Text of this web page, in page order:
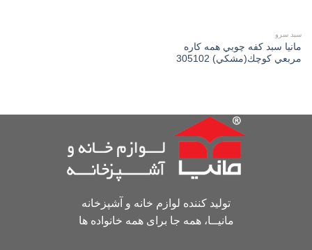
سبد سرو
مانیا سبد كفه چوبي همه كاره
مربعي كوچك(مشكي) 305102
تولید کننده لوازم خانه و آشپزخانه
مانیــا، همه جا برای همه خانواده ها